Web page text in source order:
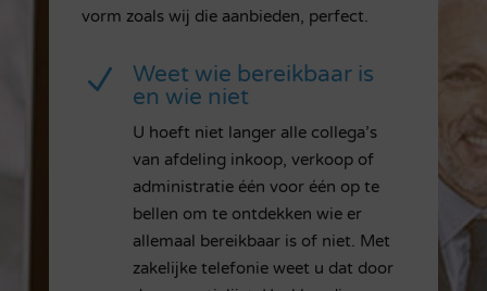
vorm zoals wij die aanbieden, perfect.
N
Weet wie bereikbaar is
en wie niet
U hoeft niet langer alle collega’s
van afdeling inkoop, verkoop of
administratie één voor één op te
bellen om te ontdekken wie er
allemaal bereikbaar is of niet. Met
zakelijke telefonie weet u dat door